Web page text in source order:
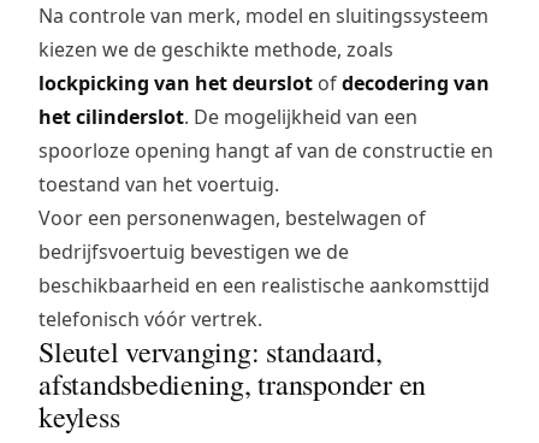
Na controle van merk, model en sluitingssysteem
kiezen we de geschikte methode, zoals
lockpicking van het deurslot ofdecodering van
het cilinderslot. De mogelijkheid van een
spoorloze opening hangt af van de constructie en
toestand van het voertuig.
Voor een personenwagen, bestelwagen of
bedrijfsvoertuig bevestigen we de
beschikbaarheid en een realistische aankomsttijd
telefonisch vóór vertrek.
Sleutel vervanging: standaard,
afstandsbediening, transponder en
keyless